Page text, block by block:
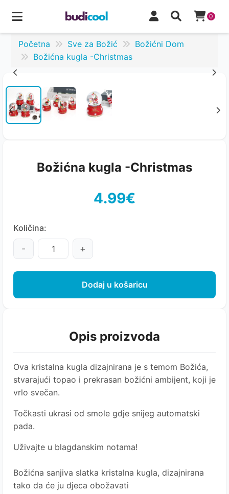
0
Početna Sve za Božić
Božićni Dom
Božićna kugla -Christmas
Božićna kugla -Christmas
4.99€
Količina:
- +
Dodaj u košaricu
Opis proizvoda
Ova kristalna kugla dizajnirana je s temom Božića,
stvarajući topao i prekrasan božićni ambijent, koji je
vrlo svečan.
Točkasti ukrasi od smole gdje snijeg automatski
pada.
Uživajte u blagdanskim notama!
Božićna sanjiva slatka kristalna kugla, dizajnirana
tako da će ju djeca obožavati